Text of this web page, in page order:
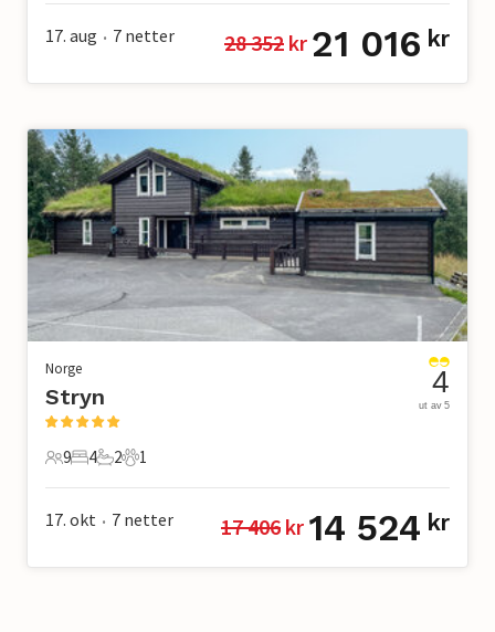
17. aug • 7 netter 28 352 kr 21 016 kr
Norge
Stryn
9 Gjester
9
4 Soverom
4
2 Bad
2
1 Kjæledyr
1
4
ut av 5
17. okt • 7 netter 17 406 kr 14 524 kr